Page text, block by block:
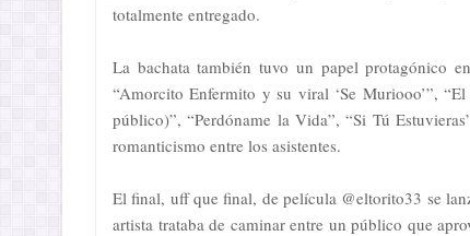
totalmente entregado.
La bachata también tuvo un papel protagónico
“Amorcito Enfermito y su viral ‘Se Muriooo’”,
público)”, “Perdóname la Vida”, “Si Tú
romanticismo entre los asistentes.
El final, uff que final, de película @eltorito33 se
artista trataba de caminar entre un público que